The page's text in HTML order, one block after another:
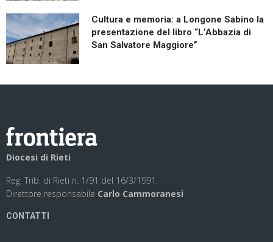
Cultura e memoria: a Longone Sabino la
presentazione del libro “L’Abbazia di
San Salvatore Maggiore”
Diocesi di Rieti
Reg. Trib. di Rieti n. 1/91 del 16/3/1991.
Direttore responsabile Carlo Cammoranesi
CONTATTI